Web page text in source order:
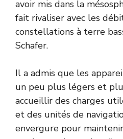
avoir mis dans la
fait rivaliser avec les
constellations à terre
Schafer.
Il a admis que les
un peu plus légers et
accueillir des charges
et des unités de
envergure pour